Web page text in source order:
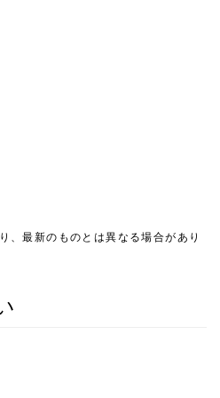
、最新のものとは異なる場合があり